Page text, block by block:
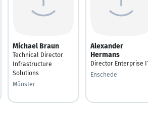
Michael Braun
Technical Director
Infrastructure
Solutions
Münster
Alexander
Hermans
Director Enterprise
Enschede